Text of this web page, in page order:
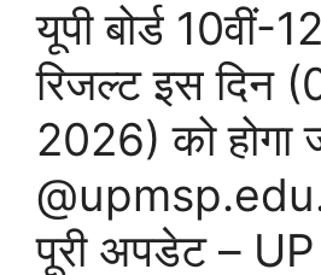
यूपी बोर्ड 10वीं-
रिजल्ट इस दिन
2026) को होगा
पूरी अपडेट –